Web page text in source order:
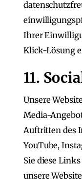
Ihrer
Klick-Lösung
11.
Unsere
Media-
Auftritten des
YouTube,
Sie diese
unsere